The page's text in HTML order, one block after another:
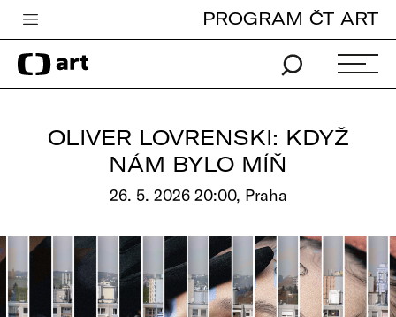
Česká televize
Zpravodajství
Vše o ČT
PROGRAM ČT ART
OLIVER LOVRENSKI: KDYŽ
NÁM BYLO MÍŇ
26. 5. 2026 20:00, Praha